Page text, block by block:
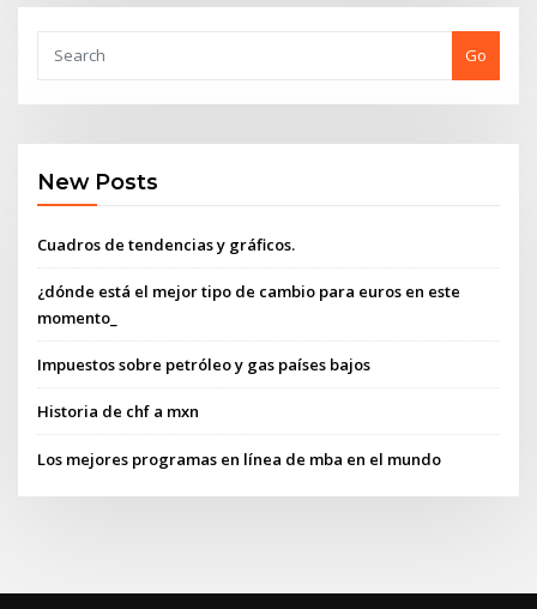
Go
New Posts
Cuadros de tendencias y gráficos.
¿dónde está el mejor tipo de cambio para euros en este
momento_
Impuestos sobre petróleo y gas países bajos
Historia de chf a mxn
Los mejores programas en línea de mba en el mundo